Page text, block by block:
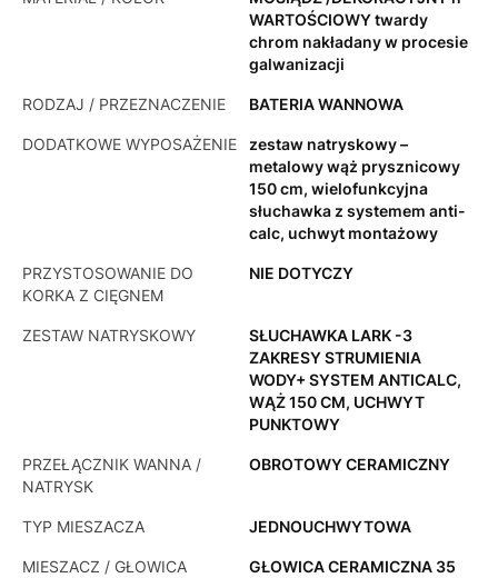
WARTOŚCIOWY twardy
chrom nakładany w procesie
galwanizacji
RODZAJ / PRZEZNACZENIE BATERIA WANNOWA
DODATKOWE WYPOSAŻENIE
zestaw natryskowy –
metalowy wąż prysznicowy
150 cm, wielofunkcyjna
słuchawka z systemem anti-
calc, uchwyt montażowy
PRZYSTOSOWANIE DO
KORKA Z CIĘGNEM
NIE DOTYCZY
ZESTAW NATRYSKOWY
SŁUCHAWKA LARK -3
ZAKRESY STRUMIENIA
WODY+ SYSTEM ANTICALC,
WĄŻ 150 CM, UCHWYT
PUNKTOWY
PRZEŁĄCZNIK WANNA /
NATRYSK
OBROTOWY CERAMICZNY
TYP MIESZACZA JEDNOUCHWYTOWA
MIESZACZ / GŁOWICA
GŁOWICA CERAMICZNA 35